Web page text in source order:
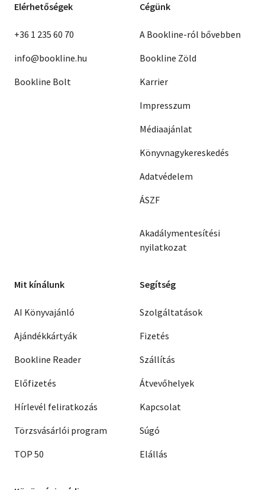
Elérhetőségek
+36 1 235 60 70
info@bookline.hu
Bookline Bolt
Cégünk
A Bookline-ról bővebben
Bookline Zöld
Karrier
Impresszum
Médiaajánlat
Könyvnagykereskedés
Adatvédelem
ÁSZF
Akadálymentesítési
nyilatkozat
Mit kínálunk
AI Könyvajánló
Ajándékkártyák
Bookline Reader
Előfizetés
Hírlevél feliratkozás
Törzsvásárlói program
TOP 50
Segítség
Szolgáltatások
Fizetés
Szállítás
Átvevőhelyek
Kapcsolat
Súgó
Elállás